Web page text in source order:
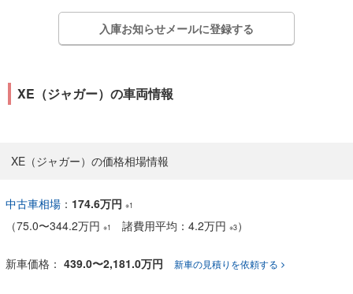
入庫お知らせメールに登録する
XE（ジャガー）の車両情報
XE（ジャガー）の価格相場情報
中古車相場 ： 174.6万円 ※1
（75.0〜344.2万円 ※1 諸費用平均：4.2万円 ※3）
新車価格： 439.0〜2,181.0万円 新車の見積りを依頼する